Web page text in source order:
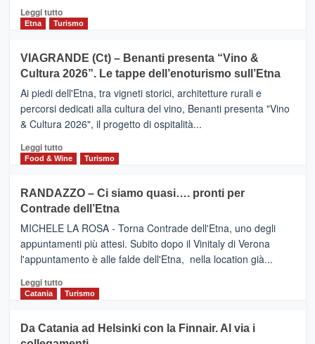
dati
di
Anche
la
Alcantara
nei
primi
nella
classifica
Leggi tuttoLeggi
di
IL
SAN
DOMENICO
PALACE
TAORMINA,
UN
HOTEL
FOUR
IL
NUOVO
SUMMER
CLUB
Etna Turismo
VIAGRANDE (Ct) – Benanti presenta “Vino &
Cultura 2026”. Le tappe dell’enoturismo sull’Etna
Ai piedi dell'Etna, tra vigneti storici, architetture rurali e
percorsi dedicati alla cultura del vino, Benanti presenta "Vino
& Cultura 2026", il progetto di ospitalità...
Leggi tuttoLeggi
di
VIAGRANDE
(Ct)
–
Benanti
presenta
“Vino
&
Cultura
tappe
Food & Wine Turismo
RANDAZZO – Ci siamo quasi…. pronti per
Contrade dell’Etna
MICHELE LA ROSA - Torna Contrade dell'Etna, uno degli
appuntamenti più attesi. Subito dopo il Vinitaly di Verona
l'appuntamento è alle falde dell'Etna, nella location già...
Leggi tuttoLeggi
di
RANDAZZO
Catania Turismo
Da Catania ad Helsinki con la Finnair. Al via i